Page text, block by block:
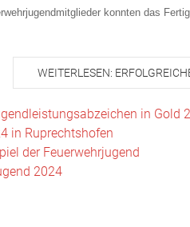
konnten das
WEITERLESEN:
in Gold
in Ruprechtshofen
der Feuerwehrjugend
2024